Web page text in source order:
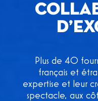
Plus de 40
français et
expertise et leur
spectacle, aux